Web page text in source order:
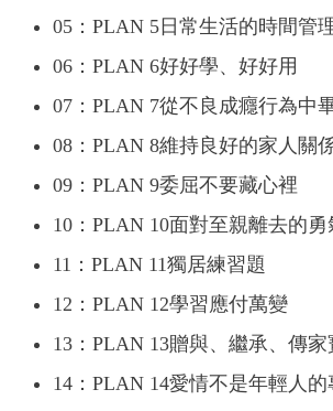
05：PLAN 5日常生活的時間管
06：PLAN 6好好學、好好用
07：PLAN 7從不良成癮行為中
08：PLAN 8維持良好的家人關
09：PLAN 9委屈不要藏心裡
10：PLAN 10面對至親離去的勇
11：PLAN 11獨居練習題
12：PLAN 12學習應付萬變
13：PLAN 13贈與、繼承、傳家
14：PLAN 14愛情不是年輕人的